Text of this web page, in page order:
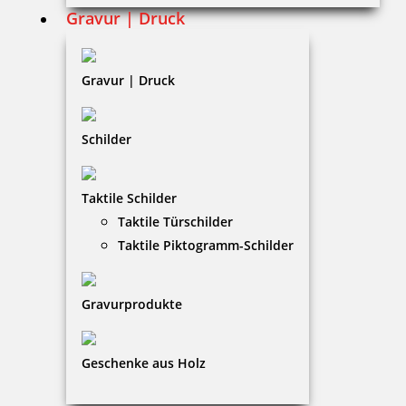
Gravur | Druck
Gravur | Druck
Schilder
Taktile Schilder
Taktile Türschilder
Taktile Piktogramm-Schilder
Gravurprodukte
Geschenke aus Holz
Widerruf
Barrierefreiheit
Vertrag widerrufen
Mein Konto
KONTAKT
Repro Kellerer GmbH
Mirjam Kellerer